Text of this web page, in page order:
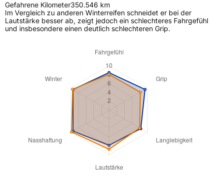
Gefahrene Kilometer350.546 km
Im Vergleich zu anderen Winterreifen schneidet er bei der
Lautstärke besser ab, zeigt jedoch ein schlechteres Fahrgefühl
und insbesondere einen deutlich schlechteren Grip.